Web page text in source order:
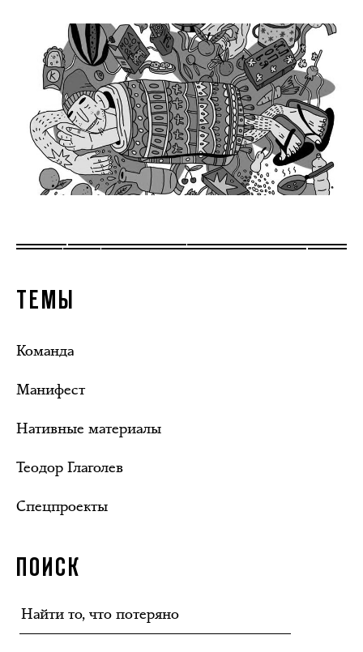
ТЕМЫ
Команда
Манифест
Нативные материалы
Теодор Глаголев
Спецпроекты
ПОИСК